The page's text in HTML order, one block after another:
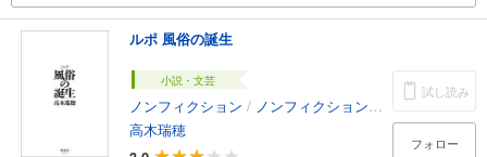
ルポ 風俗の誕生
小説・文芸
ノンフィクション / ノンフィクション・ドキュメンタリー
高木瑞穂
試し読み
フォロー